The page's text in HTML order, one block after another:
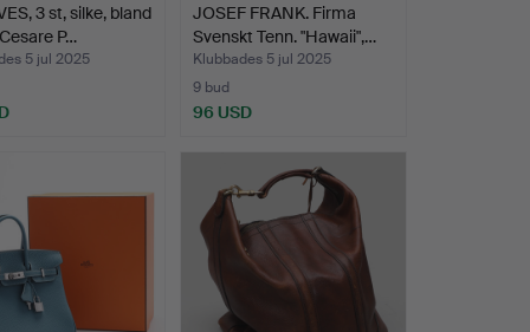
3 st, silke, bland
P…
5 jul 2025
JOSEF FRANK. Firma
Svenskt Tenn. "Hawaii",…
Klubbades 5 jul 2025
9 bud
96 USD